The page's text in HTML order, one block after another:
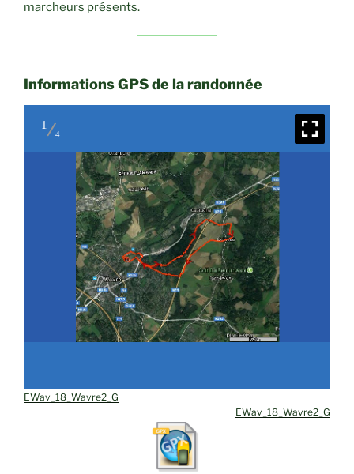
marcheurs présents.
Informations GPS de la randonnée
1
4
EWav_18_Wavre2_G
EWav_18_Wavre2_G